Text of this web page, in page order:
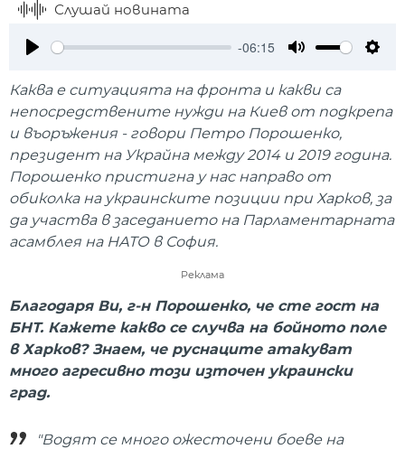
Слушай новината
-06:15
Каква е ситуацията на фронта и какви са
непосредствените нужди на Киев от подкрепа
и въоръжения - говори Петро Порошенко,
президент на Украйна между 2014 и 2019 година.
Порошенко пристигна у нас направо от
обиколка на украинските позиции при Харков, за
да участва в заседанието на Парламентарната
асамблея на НАТО в София.
Реклама
Благодаря Ви, г-н Порошенко, че сте гост на
БНТ. Кажете какво се случва на бойното поле
в Харков? Знаем, че руснаците атакуват
много агресивно този източен украински
град.
"Водят се много ожесточени боеве на